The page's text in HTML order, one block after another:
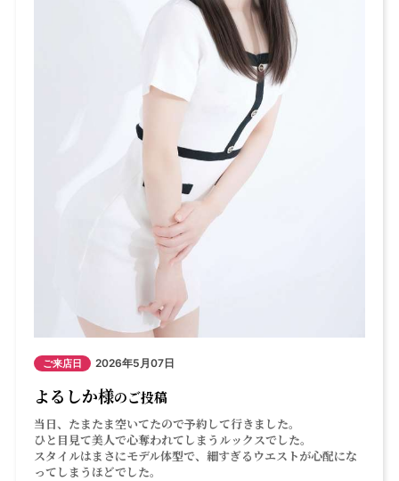
ご来店日 2026年5月07日
よるしか様のご投稿
当日、たまたま空いてたので予約して行きました。
ひと目見て美人で心奪われてしまうルックスでした。
スタイルはまさにモデル体型で、細すぎるウエストが心配にな
ってしまうほどでした。